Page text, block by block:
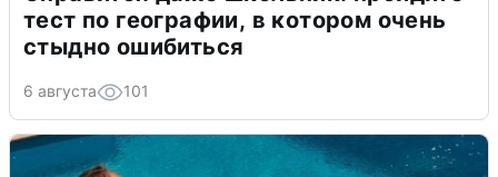
тест по географии, в котором очень
стыдно ошибиться
6 августа 101